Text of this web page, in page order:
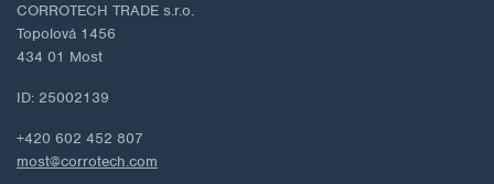
CORROTECH TRADE s.r.o.
Topolová 1456
434 01 Most
ID: 25002139
+420 602 452 807
most@corrotech.com